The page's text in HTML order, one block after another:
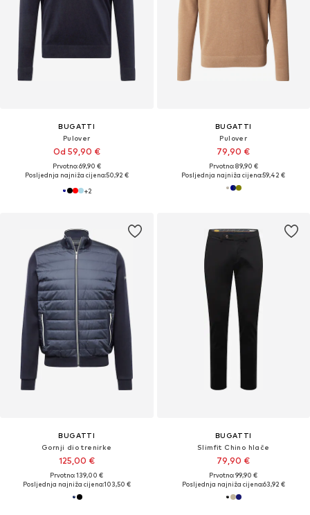
BUGATTI
Pulover
Od 59,90 €
Prvotno: 69,90 €
Posljednja najniža cijena:50,92 €
+2
BUGATTI
Pulover
79,90 €
Prvotno: 89,90 €
Posljednja najniža cijena:59,42 €
BUGATTI
Gornji dio trenirke
125,00 €
Prvotno: 139,00 €
Posljednja najniža cijena:103,50 €
BUGATTI
Slimfit Chino hlače
79,90 €
Prvotno: 99,90 €
Posljednja najniža cijena:63,92 €